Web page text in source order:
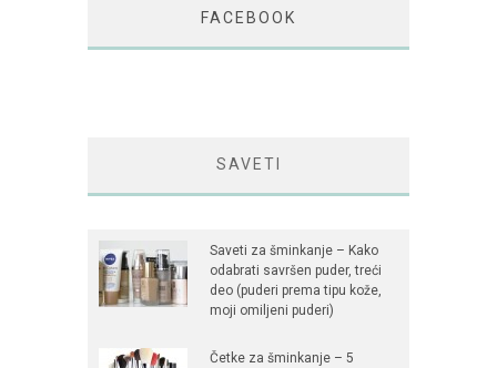
FACEBOOK
SAVETI
Saveti za šminkanje – Kako
odabrati savršen puder, treći
deo (puderi prema tipu kože,
moji omiljeni puderi)
Četke za šminkanje – 5